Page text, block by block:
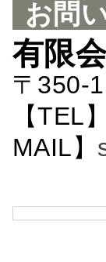
お問
有限
〒350-
【
MAIL】